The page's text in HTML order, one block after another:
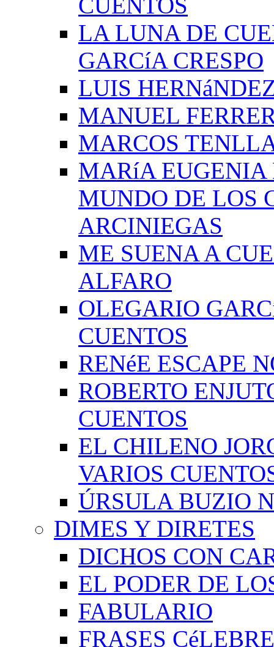
LA LUNA DE
GARCíA CRESPO
LUIS
MANUEL
MARCOS
MARíA EUGENIA
MUNDO DE LOS
ARCINIEGAS
ME SUENA A
ALFARO
OLEGARIO
CUENTOS
RENéE ESCAPE
ROBERTO
CUENTOS
EL CHILENO
VARIOS
ÚRSULA BUZIO
DIMES Y DIRETES
DICHOS CON
EL PODER DE
FABULARIO
FRASES